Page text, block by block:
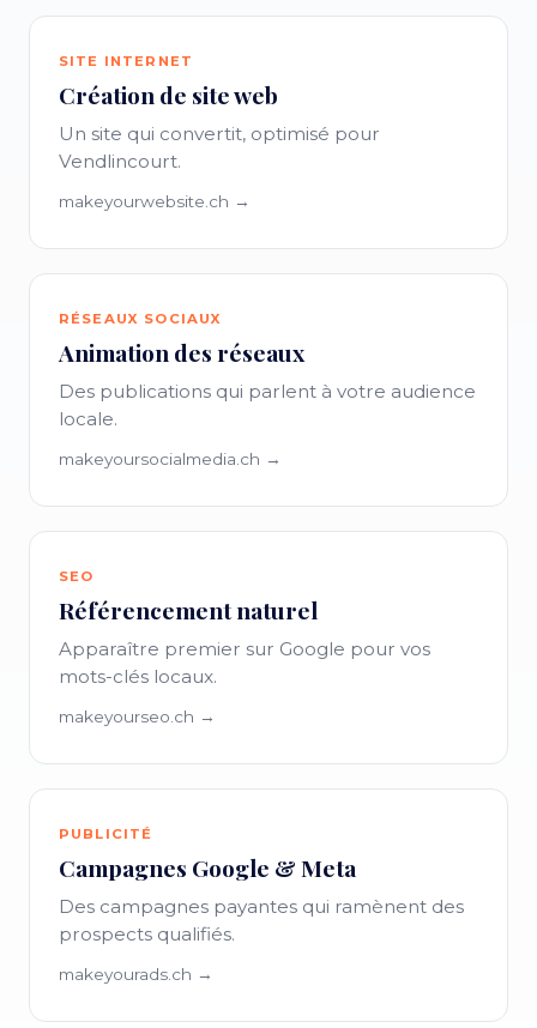
SITE INTERNET
Création de site web
Un site qui convertit, optimisé pour
Vendlincourt.
makeyourwebsite.ch →
RÉSEAUX SOCIAUX
Animation des réseaux
Des publications qui parlent à votre audience
locale.
makeyoursocialmedia.ch →
SEO
Référencement naturel
Apparaître premier sur Google pour vos
mots-clés locaux.
makeyourseo.ch →
PUBLICITÉ
Campagnes Google & Meta
Des campagnes payantes qui ramènent des
prospects qualifiés.
makeyourads.ch →